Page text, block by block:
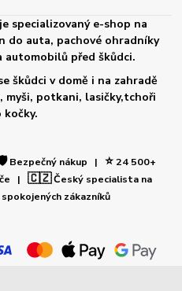
specializovaný e-shop na
do auta, pachové ohradníky
automobilů před škůdci.
škůdci v domě i na zahradě
myši, potkani, lasičky,tchoři
kočky.
Bezpečný nákup | ⭐24 500+
| 🇨🇿Český specialista na
zákazníků